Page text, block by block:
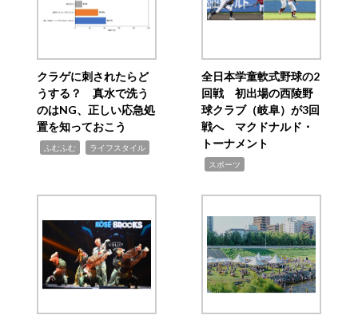
クラゲに刺されたらど
うする？ 真水で洗う
のはNG、正しい応急処
置を知っておこう
ふむふむ ライフスタイル
全日本学童軟式野球の2
回戦 初出場の西陵野
球クラブ（岐阜）が3回
戦へ マクドナルド・
トーナメント
スポーツ